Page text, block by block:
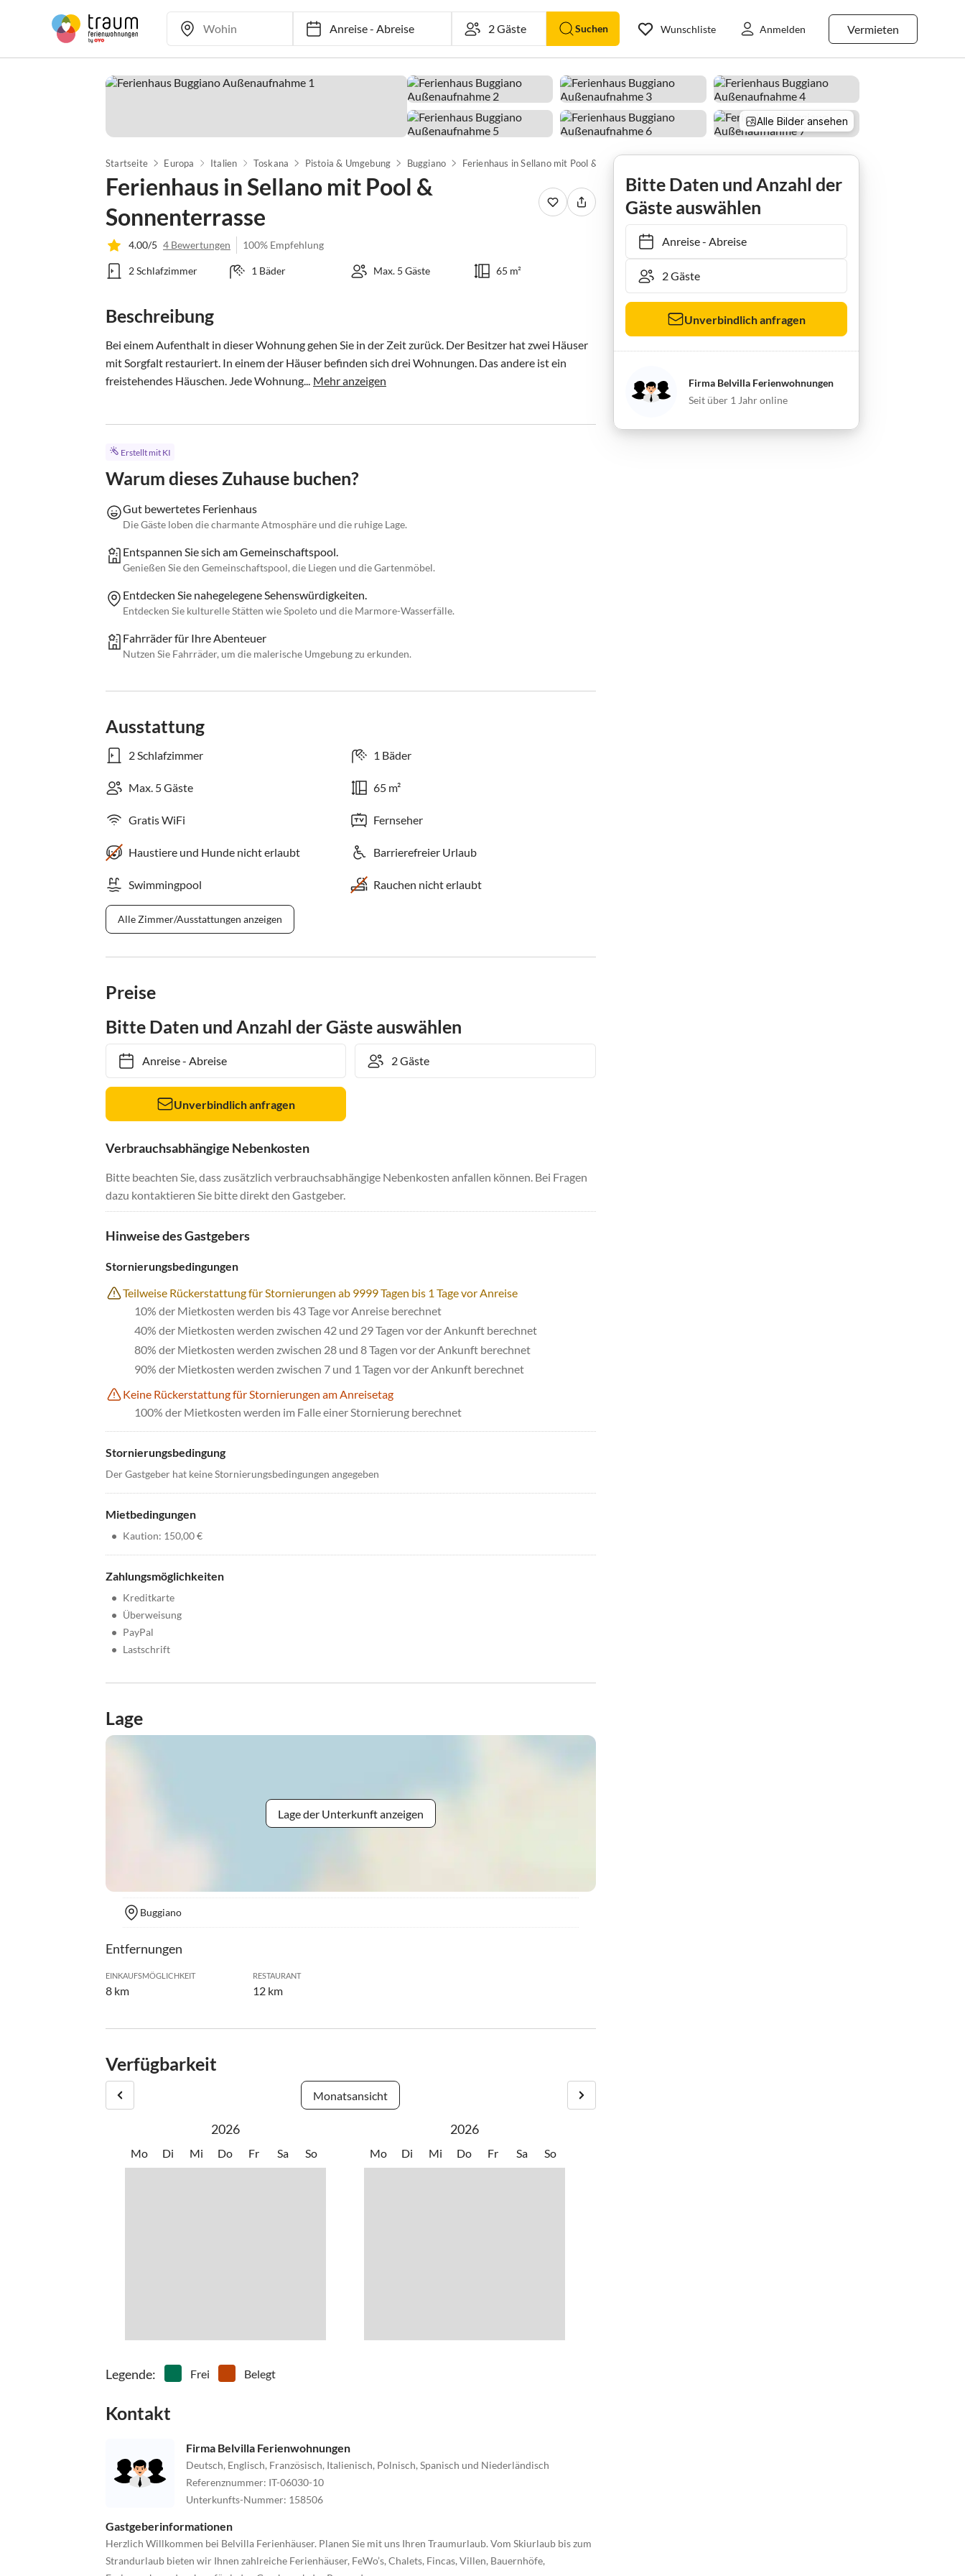
Anreise-Abreise Suchen Vermieten
Wunschliste Anmelden
Alle Bilder ansehen
Startseite Europa Italien Toskana Pistoia & Umgebung Buggiano
Ferienhaus in Sellano mit Pool &
Sonnenterrasse
4.00/5 4 Bewertungen 100% Empfehlung
2 Schlafzimmer 1 Bäder Max. 5 Gäste 65 m²
Beschreibung
Bei einem Aufenthalt in dieser Wohnung gehen Sie in der Zeit zurück. Der Besitzer hat zwei Häuser
mit Sorgfalt restauriert. In einem der Häuser befinden sich drei Wohnungen. Das andere ist ein
freistehendes Häuschen. Jede Wohnung... Mehr anzeigen
Erstellt mit KI
Warum dieses Zuhause buchen?
Gut bewertetes Ferienhaus
Die Gäste loben die charmante Atmosphäre und die ruhige Lage.
Entspannen Sie sich am Gemeinschaftspool.
Genießen Sie den Gemeinschaftspool, die Liegen und die Gartenmöbel.
Entdecken Sie nahegelegene Sehenswürdigkeiten.
Entdecken Sie kulturelle Stätten wie Spoleto und die Marmore-Wasserfälle.
Fahrräder für Ihre Abenteuer
Nutzen Sie Fahrräder, um die malerische Umgebung zu erkunden.
Ausstattung
2 Schlafzimmer 1 Bäder
Max. 5 Gäste 65 m²
Gratis WiFi Fernseher
Haustiere und Hunde nicht erlaubt Barrierefreier Urlaub
Swimmingpool Rauchen nicht erlaubt
Alle Zimmer/Ausstattungen anzeigen
Preise
Bitte Daten und Anzahl der Gäste auswählen
Anreise- Abreise
Unverbindlich anfragen
Verbrauchsabhängige Nebenkosten
Bitte beachten Sie, dass zusätzlich verbrauchsabhängige Nebenkosten anfallen können. Bei Fragen
dazu kontaktieren Sie bitte direkt den Gastgeber.
Hinweise des Gastgebers
Stornierungsbedingungen
Teilweise Rückerstattung für Stornierungen ab 9999 Tagen bis 1 Tage vor Anreise
10% der Mietkosten werden bis 43 Tage vor Anreise berechnet
40% der Mietkosten werden zwischen 42 und 29 Tagen vor der Ankunft berechnet
80% der Mietkosten werden zwischen 28 und 8 Tagen vor der Ankunft berechnet
90% der Mietkosten werden zwischen 7 und 1 Tagen vor der Ankunft berechnet
Keine Rückerstattung für Stornierungen am Anreisetag
100% der Mietkosten werden im Falle einer Stornierung berechnet
Stornierungsbedingung
Der Gastgeber hat keine Stornierungsbedingungen angegeben
Mietbedingungen
• Kaution: 150,00 €
Zahlungsmöglichkeiten
• Kreditkarte
• Überweisung
• PayPal
• Lastschrift
Lage
Lage der Unterkunft anzeigen
Buggiano
Entfernungen
EINKAUFSMÖGLICHKEIT
8 km
RESTAURANT
12 km
Verfügbarkeit
Monatsansicht
2026
Mo Di Mi Do Fr Sa So
2026
Mo Di Mi Do Fr Sa So
Legende: Frei Belegt
Kontakt
Firma Belvilla Ferienwohnungen
Deutsch, Englisch, Französisch, Italienisch, Polnisch, Spanisch und Niederländisch
Referenznummer: IT-06030-10
Unterkunfts-Nummer: 158506
Gastgeberinformationen
Herzlich Willkommen bei Belvilla Ferienhäuser. Planen Sie mit uns Ihren Traumurlaub. Vom Skiurlaub bis zum
Strandurlaub bieten wir Ihnen zahlreiche Ferienhäuser, FeWo’s, Chalets, Fincas, Villen, Bauernhöfe,
Bitte Daten und Anzahl der
Gäste auswählen
Anreise- Abreise
Unverbindlich anfragen
Firma Belvilla Ferienwohnungen
Seit über 1 Jahr online